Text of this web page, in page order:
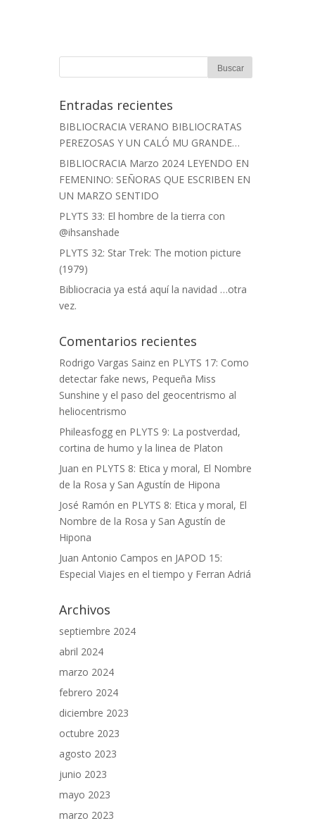
Entradas recientes
BIBLIOCRACIA VERANO BIBLIOCRATAS
PEREZOSAS Y UN CALÓ MU GRANDE…
BIBLIOCRACIA Marzo 2024 LEYENDO EN
FEMENINO: SEÑORAS QUE ESCRIBEN EN
UN MARZO SENTIDO
PLYTS 33: El hombre de la tierra con
@ihsanshade
PLYTS 32: Star Trek: The motion picture
(1979)
Bibliocracia ya está aquí la navidad …otra
vez.
Comentarios recientes
Rodrigo Vargas Sainz en PLYTS 17: Como
detectar fake news, Pequeña Miss
Sunshine y el paso del geocentrismo al
heliocentrismo
Phileasfogg en PLYTS 9: La postverdad,
cortina de humo y la linea de Platon
Juan en PLYTS 8: Etica y moral, El Nombre
de la Rosa y San Agustín de Hipona
José Ramón en PLYTS 8: Etica y moral, El
Nombre de la Rosa y San Agustín de
Hipona
Juan Antonio Campos en JAPOD 15:
Especial Viajes en el tiempo y Ferran Adriá
Archivos
septiembre 2024
abril 2024
marzo 2024
febrero 2024
diciembre 2023
octubre 2023
agosto 2023
junio 2023
mayo 2023
marzo 2023